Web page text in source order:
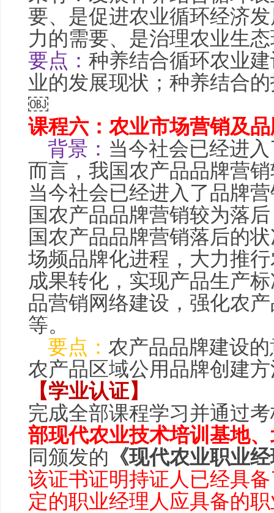
要、是促进农业循环经济
力的需要、是治理农业生
要点： 种养结合循环农业
业的发展现状；种养结合
￼
课程六：农业市场营销及
背景： 当今社会已经进
而言，我国农产品品牌营
当今社会已经进入了品牌
国农产品品牌营销较为落
国农产品品牌营销落后的
场频品牌化进程，大力推
成果转化，实现产品生产
品营销网络建设，强化农
等。
要点： 农产品品牌建设
农产品区域公用品牌创建
【学业认证】
完成全部课程学习并通过
部现代农业技术培训基地
同颁发的 《现代农业职业
该证书证明持证人已经具
定的职业经理人应具备的